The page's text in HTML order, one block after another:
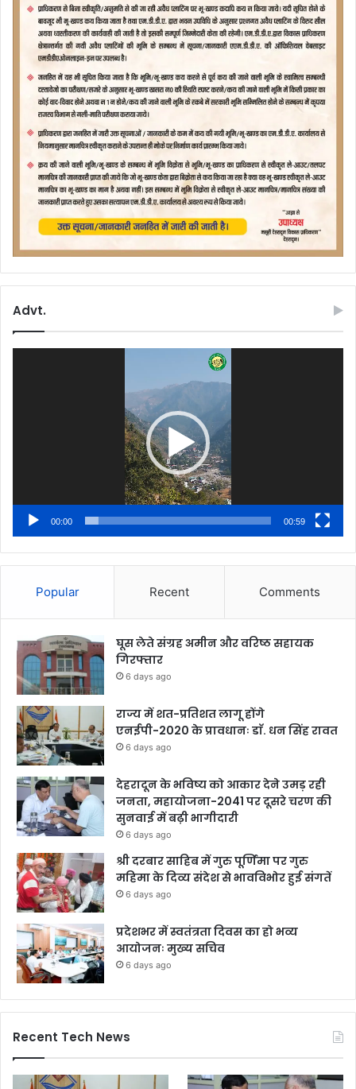
Advt.
00:00 00:59
Popular Recent Comments
घूस लेते संग्रह अमीन और वरिष्ठ सहायक
गिरफ्तार
6 days ago
राज्य में शत-प्रतिशत लागू होंगे
एनईपी-2020 के प्रावधानः डाॅ. धन सिंह रावत
6 days ago
देहरादून के भविष्य को आकार देने उमड़ रही
जनता, महायोजना-2041 पर दूसरे चरण की
सुनवाई में बढ़ी भागीदारी
6 days ago
श्री दरबार साहिब में गुरु पूर्णिमा पर गुरु
महिमा के दिव्य संदेश से भावविभोर हुई संगतें
6 days ago
प्रदेशभर में स्वतंत्रता दिवस का हो भव्य
आयोजनः मुख्य सचिव
6 days ago
Recent Tech News